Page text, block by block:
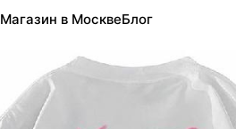
Магазин в МосквеБлог